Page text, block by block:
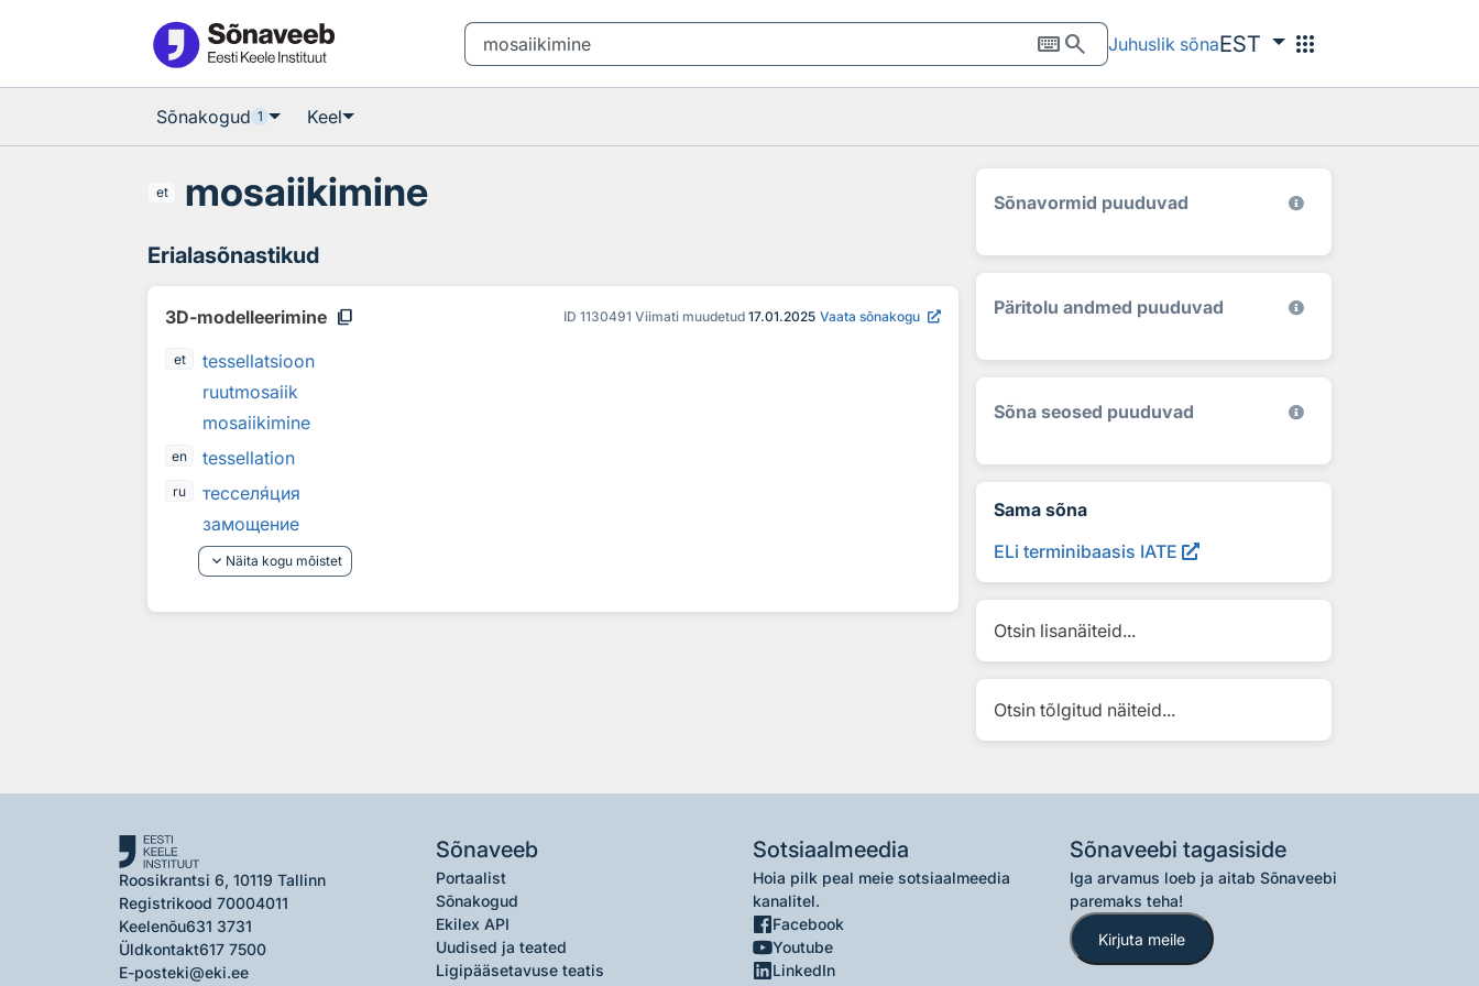
keyboardsearch Juhuslik sõnaEST apps
Sõnakogud 1 Keel
et mosaiikimine
Erialasõnastikud
3D-modelleerimine content_copy ID 1130491 Viimati muudetud 17.01.2025 Vaata sõnakogu
et
tessellatsioon
ruutmosaiik
mosaiikimine
en tessellation
ru тесселяция
замощение
keyboard_arrow_down Näita kogu mõistet
Sõnavormid puuduvad
Päritolu andmed puuduvad
Sõna seosed puuduvad
Sama sõna
ELi terminibaasis IATE
Otsin lisanäiteid...
Otsin tõlgitud näiteid...
Roosikrantsi 6, 10119 Tallinn
Registrikood 70004011
Keelenõu631 3731
Üldkontakt617 7500
E-posteki@eki.ee
Sõnaveeb
Portaalist
Sõnakogud
Ekilex API
Uudised ja teated
Ligipääsetavuse teatis
Sotsiaalmeedia
Hoia pilk peal meie sotsiaalmeedia
kanalitel.
Facebook
Youtube
LinkedIn
Sõnaveebi tagasiside
Iga arvamus loeb ja aitab Sõnaveebi
paremaks teha!
Kirjuta meile